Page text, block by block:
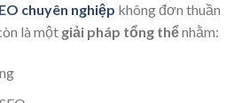
chuyên nghiệp không đơn thuần
là một giải pháp tổng thểnhằm: